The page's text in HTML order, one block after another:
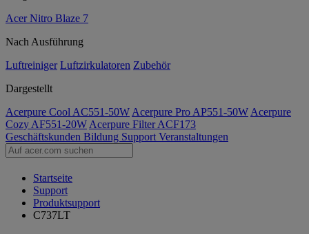
Acer Nitro Blaze 7
Nach Ausführung
Luftreiniger Luftzirkulatoren Zubehör
Dargestellt
Acerpure Cool AC551-50W Acerpure Pro AP551-50W Acerpure
Cozy AF551-20W Acerpure Filter ACF173
Geschäftskunden Bildung Support Veranstaltungen
Startseite
Support
Produktsupport
C737LT